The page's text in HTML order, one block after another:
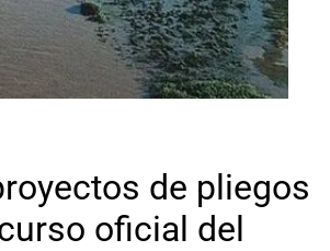
de pliegos
oficial del